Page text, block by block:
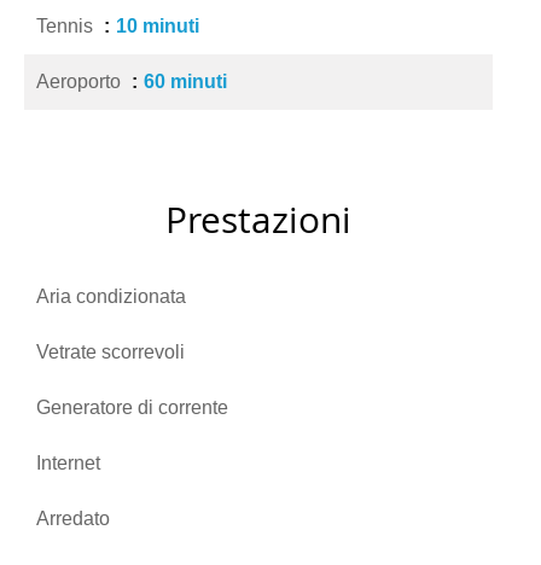
Tennis 10 minuti
Aeroporto 60 minuti
Prestazioni
Aria condizionata
Vetrate scorrevoli
Generatore di corrente
Internet
Arredato